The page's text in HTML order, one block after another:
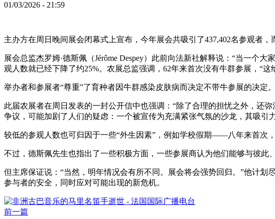
01/03/2026 - 21:59
主办方在周日晚间展会闭幕式上宣布，今年展会共吸引了437,402名参观者，
展会总监杰罗姆·德斯佩（Jérôme Despey）此前向法新社解释说：“当一
观人数就已经下降了约25%。农展总监强调，62年来首次没有牛群参展，“这
举办者和参展者“尊重”了育种者因牛群感染皮肤病而决定不带牛参展的决定。
此届农展者在周日发表的一封公开信中也强调：“除了合理的担忧之外，还
争议，可能加剧了人们的疑虑：一个被宣传为充满紧张气氛的沙龙，其吸引
较低的参观人数也可归因于一些“外生因素”，例如学校假期——八年来首次
不过，德斯佩先生也指出了一些积极方面，一些参展商认为他们能够与彼此
但主席保证说：“当然，明年情况会有所不同。展会将会强势回归。”他计
参与者的安全，同时应对可能出现的新危机。
前一篇